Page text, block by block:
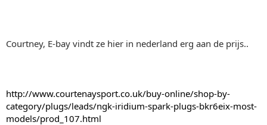
Courtney, E-bay vindt ze hier in nederland erg aan de prijs..
http://www.courtenaysport.co.uk/buy-online/shop-by-
category/plugs/leads/ngk-iridium-spark-plugs-bkr6eix-most-
models/prod_107.html